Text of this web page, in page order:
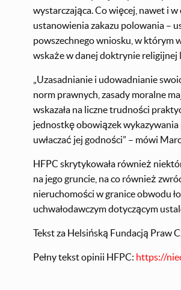
wystarczająca. Co więcej, nawet i
ustanowienia zakazu polowania –
powszechnego wniosku, w którym
wskaże w danej doktrynie religijnej
„Uzasadnianie i udowadnianie
norm prawnych, zasady moralne
wskazała na liczne trudności
jednostkę obowiązek
uwłaczać jej godności” – mówi
HFPC skrytykowała również
na jego gruncie, na co również
nieruchomości w granice obwodu
uchwałodawczym dotyczącym
Tekst za Helsińską Fundacją Praw
Pełny tekst opinii HFPC: https://